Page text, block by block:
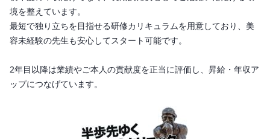
境を整えています。
最短で独り立ちを目指せる研修カリキュラムを用意しており、美
容未経験の先生も安心してスタート可能です。
2年目以降は業績やご本人の貢献度を正当に評価し、昇給・年収ア